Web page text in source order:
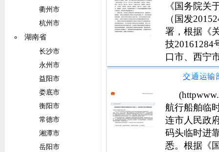
衢州市
杭州市
湖南省
长沙市
永州市
益阳市
娄底市
衡阳市
常德市
湘潭市
岳阳市
《国务院关
（国发
署，根据《
技20161284
口市、西宁
市、郴州市
市、五家渠
请各示范城
航行船舶临
连市人民政
码头临时进
悉。根据《